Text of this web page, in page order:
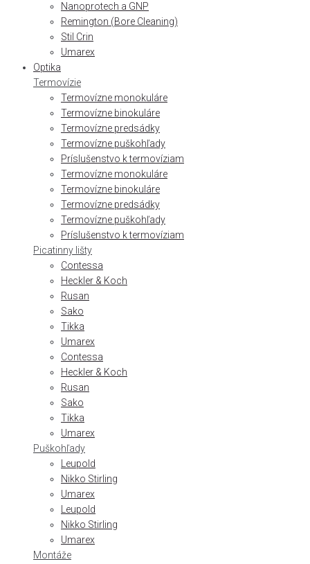
Nanoprotech a GNP
Remington (Bore Cleaning)
Stil Crin
Umarex
Optika
Termovízie
Termovízne monokuláre
Termovízne binokuláre
Termovízne predsádky
Termovízne puškohľady
Príslušenstvo k termovíziam
Termovízne monokuláre
Termovízne binokuláre
Termovízne predsádky
Termovízne puškohľady
Príslušenstvo k termovíziam
Picatinny lišty
Contessa
Heckler & Koch
Rusan
Sako
Tikka
Umarex
Contessa
Heckler & Koch
Rusan
Sako
Tikka
Umarex
Puškohľady
Leupold
Nikko Stirling
Umarex
Leupold
Nikko Stirling
Umarex
Montáže